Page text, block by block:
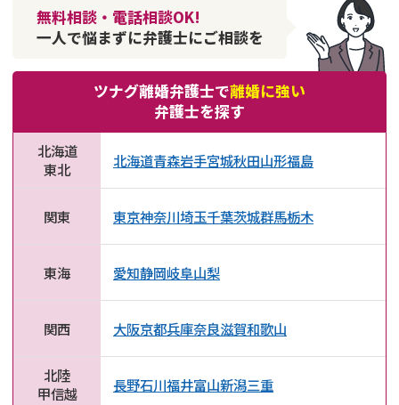
無料相談・電話相談OK!
一人で悩まずに弁護士にご相談を
ツナグ離婚弁護士で離婚に強い
弁護士を探す
北海道
東北
北海道青森岩手宮城秋田山形福島
関東 東京神奈川埼玉千葉茨城群馬栃木
東海 愛知静岡岐阜山梨
関西 大阪京都兵庫奈良滋賀和歌山
北陸
甲信越
長野石川福井富山新潟三重